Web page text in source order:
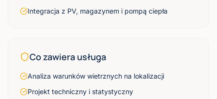
Integracja z PV, magazynem i pompą ciepła
Co zawiera usługa
Analiza warunków wietrznych na lokalizacji
Projekt techniczny i statystyczny